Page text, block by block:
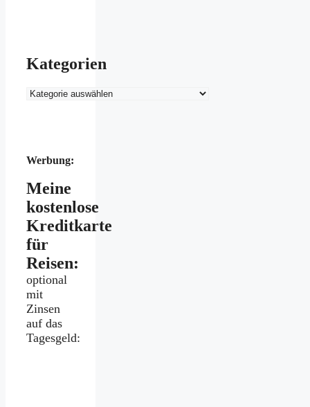
Kategorien
Kategorien
Werbung:
Meine
kostenlose
Kreditkarte
für
Reisen:
optional
mit
Zinsen
auf das
Tagesgeld: